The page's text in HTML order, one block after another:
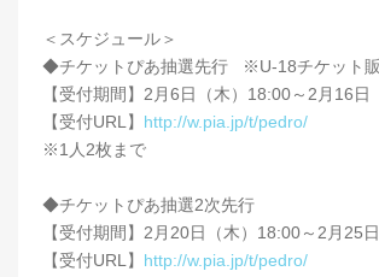
＜スケジュール＞
◆チケットぴあ抽選先行 ※U-18チケット
【受付期間】2月6日（木）18:00～2月16日
【受付URL】 http://w.pia.jp/t/pedro/
※1人2枚まで
◆チケットぴあ抽選2次先行
【受付期間】2月20日（木）18:00～2月25
【受付URL】 http://w.pia.jp/t/pedro/